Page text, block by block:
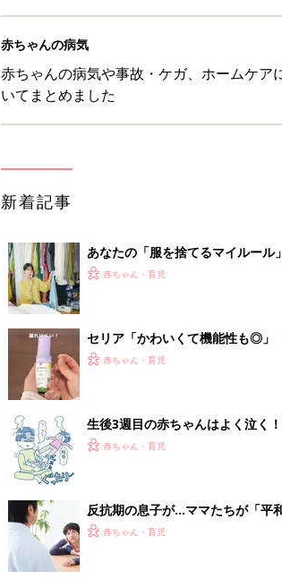
赤ちゃんの病気
赤ちゃんの病気や事故・ケガ、ホームケア
いてまとめました
新着記事
あなたの「服を捨てるマイルール
スタイリストが喝！
赤ちゃん・育児
セリア「かわいくて機能性も◎」
赤ちゃん・育児
生後3週目の赤ちゃんはよく泣く
って本当？【専門家】
赤ちゃん・育児
反抗期の息子が...ママたちが「平
赤ちゃん・育児